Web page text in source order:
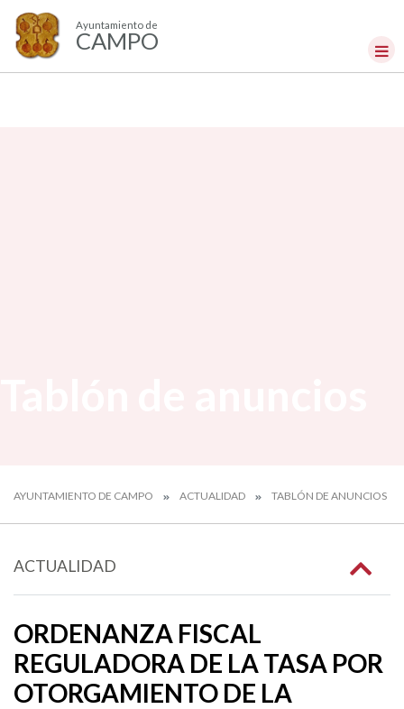
Ayuntamiento de
CAMPO
AYUNTAMIENTO DE CAMPO ACTUALIDAD TABLÓN DE ANUNCIOS
ACTUALIDAD
ORDENANZA FISCAL
REGULADORA DE LA TASA POR
OTORGAMIENTO DE LA